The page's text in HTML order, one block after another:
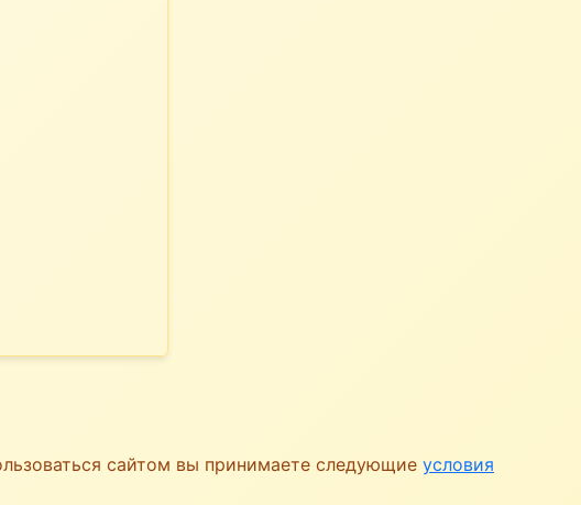
сайтом вы принимаете следующие условия